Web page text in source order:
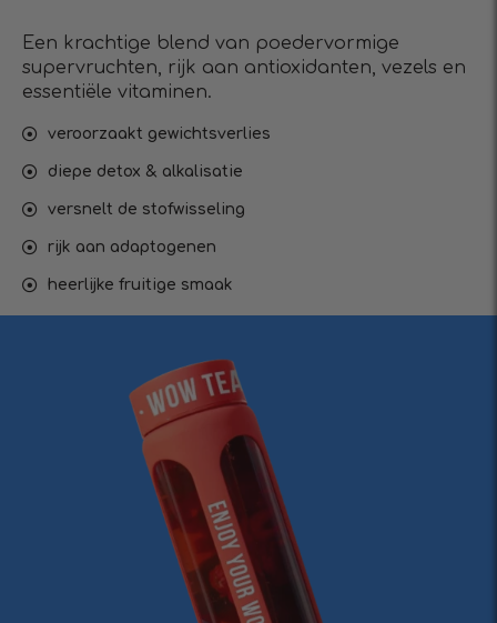
Een krachtige blend van poedervormige
supervruchten, rijk aan antioxidanten, vezels en
essentiële vitaminen.
veroorzaakt gewichtsverlies
diepe detox & alkalisatie
versnelt de stofwisseling
rijk aan adaptogenen
heerlijke fruitige smaak